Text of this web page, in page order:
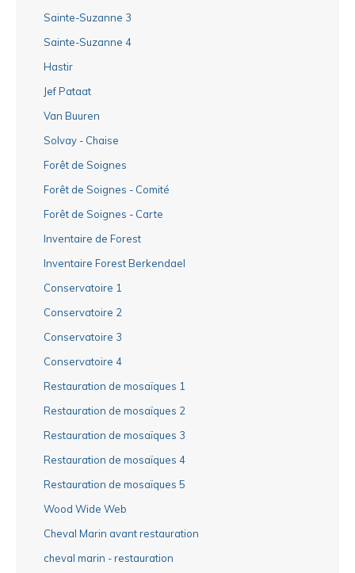
Sainte-Suzanne 3
Sainte-Suzanne 4
Hastir
Jef Pataat
Van Buuren
Solvay - Chaise
Forêt de Soignes
Forêt de Soignes - Comité
Forêt de Soignes - Carte
Inventaire de Forest
Inventaire Forest Berkendael
Conservatoire 1
Conservatoire 2
Conservatoire 3
Conservatoire 4
Restauration de mosaïques 1
Restauration de mosaïques 2
Restauration de mosaïques 3
Restauration de mosaïques 4
Restauration de mosaïques 5
Wood Wide Web
Cheval Marin avant restauration
cheval marin - restauration